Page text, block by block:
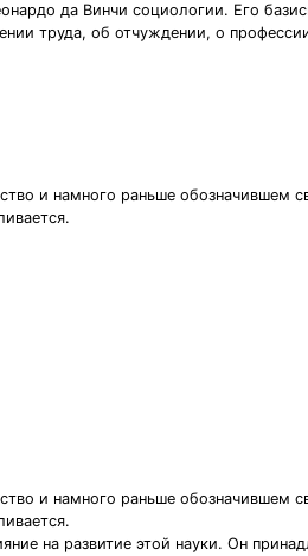
да Винчи социологии. Его
труда, об отчуждении, о
и намного раньше обозначившем
и намного раньше обозначившем
на развитие этой науки. Он